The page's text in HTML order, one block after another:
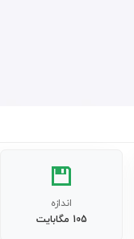
اندازه
105 مگابایت